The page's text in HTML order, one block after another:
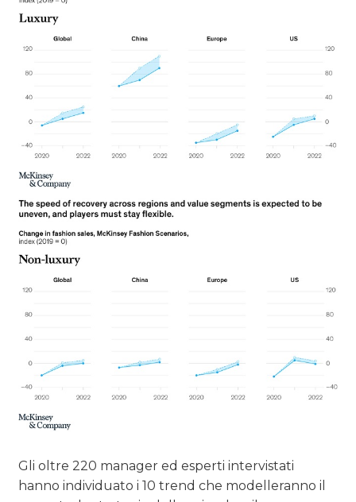
Gli oltre 220 manager ed esperti intervistati
hanno individuato i 10 trend che modelleranno il